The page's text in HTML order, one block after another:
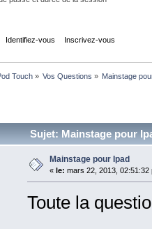
Identifiez-vous Inscrivez-vous
Touch» Vos Questions » Mainstage
Sujet: Mainstage pour
Mainstage pour Ipad
« le: mars 22, 2013, 02:51:32
Toute la